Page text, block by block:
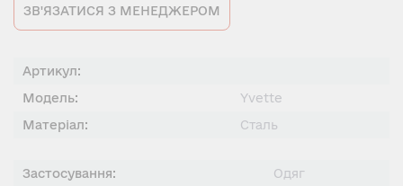
ЗВ'ЯЗАТИСЯ З МЕНЕДЖЕРОМ
Артикул:
Модель:
Yvette
Матеріал:
Сталь
Застосування:
Одяг